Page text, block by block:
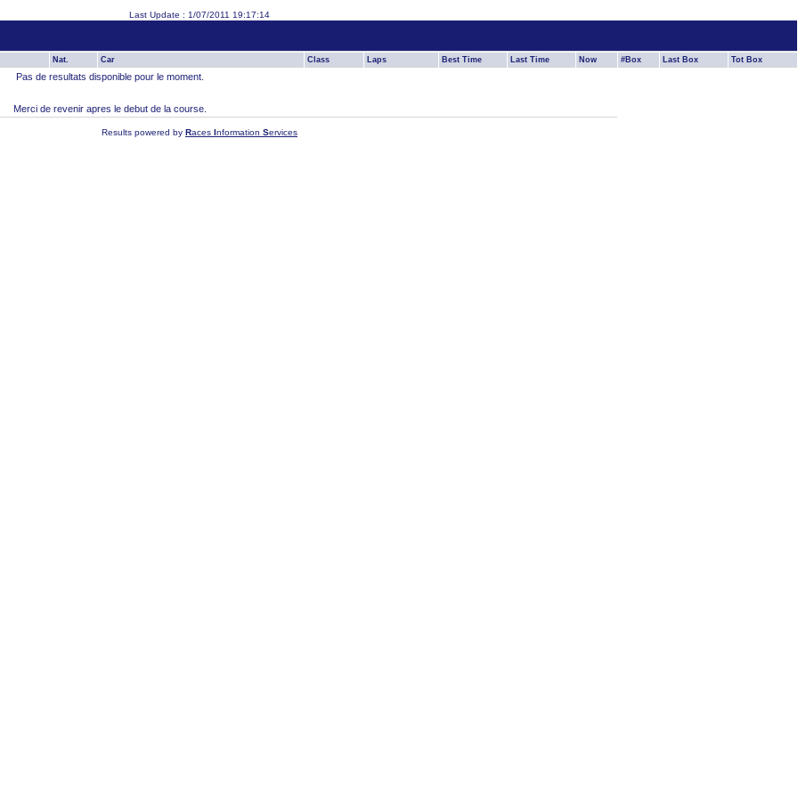
Last Update : 1/07/2011 19:17:14
Nat. Car Class Laps Best Time Last Time Now #Box Last Box Tot Box
Pas de resultats disponible pour le moment.
Merci de revenir apres le debut de la course.
Results powered by Races Information Services